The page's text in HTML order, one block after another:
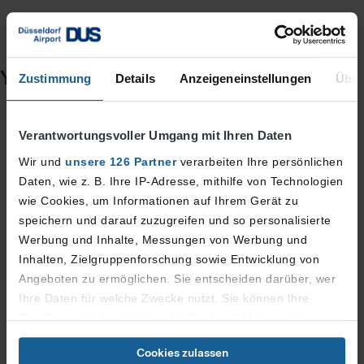
Zustimmung Details Anzeigeneinstellungen
Verantwortungsvoller Umgang mit Ihren Daten
Wir und unsere 126 Partnerverarbeiten Ihre persönlichen
Daten, wie z. B. Ihre IP-Adresse, mithilfe von Technologien
wie Cookies, um Informationen auf Ihrem Gerät zu
speichern und darauf zuzugreifen und so personalisierte
Werbung und Inhalte, Messungen von Werbung und
Inhalten, Zielgruppenforschung sowie Entwicklung von
Angeboten zu ermöglichen. Sie entscheiden darüber, wer
Ihre Daten für welche Zwecke nutzt. Sie können Ihre
Einwilligung jederzeit über die Cookie-Erklärung oder
durch Klicken auf das Privacy Trigger Symbol ändern oder
Cookies zulassen
You might also be interested in
asiagourmet
Culinary delights from China, Vietnam, Thailand, and